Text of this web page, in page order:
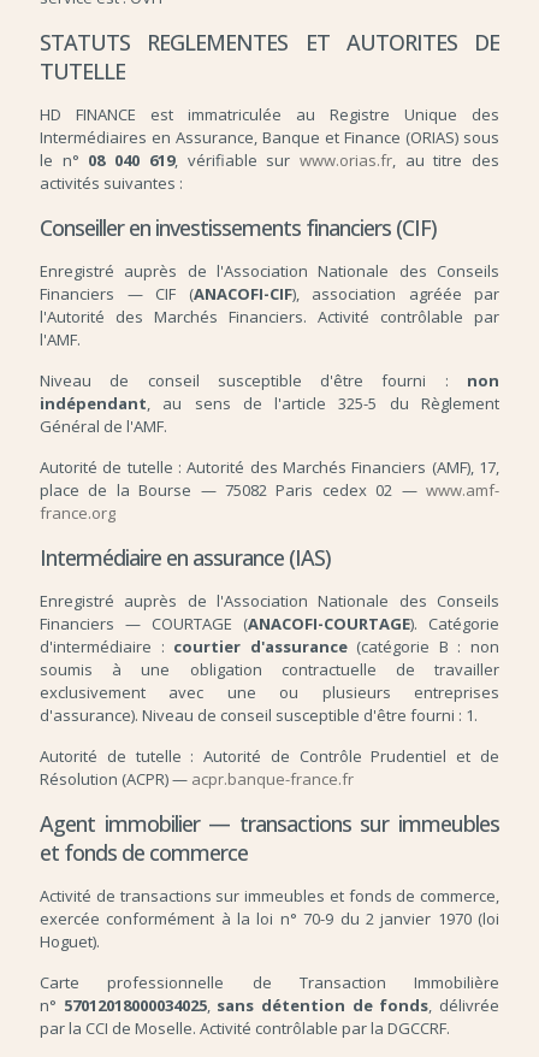
STATUTS REGLEMENTES ET AUTORITES DE
TUTELLE
HD FINANCE est immatriculée au Registre Unique des
Intermédiaires en Assurance, Banque et Finance (ORIAS) sous
le n° 08 040 619, vérifiable sur www.orias.fr, au titre des
activités suivantes :
Conseiller en investissements financiers (CIF)
Enregistré auprès de l'Association Nationale des Conseils
Financiers — CIF (ANACOFI-CIF), association agréée par
l'Autorité des Marchés Financiers. Activité contrôlable par
l'AMF.
Niveau de conseil susceptible d'être fourni : non
indépendant, au sens de l'article 325-5 du Règlement
Général de l'AMF.
Autorité de tutelle : Autorité des Marchés Financiers (AMF), 17,
place de la Bourse — 75082 Paris cedex 02 — www.amf-
france.org
Intermédiaire en assurance (IAS)
Enregistré auprès de l'Association Nationale des Conseils
Financiers — COURTAGE (ANACOFI-COURTAGE). Catégorie
d'intermédiaire : courtier d'assurance(catégorie B : non
soumis à une obligation contractuelle de travailler
exclusivement avec une ou plusieurs entreprises
d'assurance). Niveau de conseil susceptible d'être fourni : 1.
Autorité de tutelle : Autorité de Contrôle Prudentiel et de
Résolution (ACPR) — acpr.banque-france.fr
Agent immobilier — transactions sur immeubles
et fonds de commerce
Activité de transactions sur immeubles et fonds de commerce,
exercée conformément à la loi n° 70-9 du 2 janvier 1970 (loi
Hoguet).
Carte professionnelle de Transaction Immobilière
n° 57012018000034025, sans détention de fonds, délivrée
par la CCI de Moselle. Activité contrôlable par la DGCCRF.